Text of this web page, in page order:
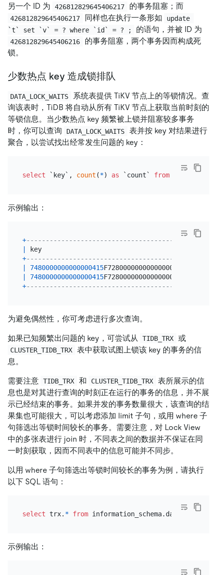
另一个 ID 为
426812829645406217 的事务阻塞；而
426812829645406217 同样也在执行一条形如
update
`t` set `v` = ? where `id` = ? ;
的语句，并被 ID 为
426812829645406216
的事务阻塞，两个事务因而构成死
锁。
少数热点 key 造成锁排队
DATA_LOCK_WAITS
系统表提供 TiKV 节点上的等锁情况。查
询该表时，TiDB 将自动从所有 TiKV 节点上获取当前时刻的
等锁信息。当少数热点 key 频繁被上锁并阻塞较多事务
时，你可以查询
DATA_LOCK_WAITS
表并按 key 对结果进行
聚合，以尝试找出经常发生问题的 key：
select `key`, count (*) as `count` from
示例输出：
+----------------------------------------+-------+
key
+----------------------------------------+-------+
7480000000000000415F728000000000000001
7480000000000000415F728000000000000002
+----------------------------------------+-------+
为避免偶然性，你可考虑进行多次查询。
如果已知频繁出问题的 key，可尝试从 TIDB_TRX 或
CLUSTER_TIDB_TRX
表中获取试图上锁该 key 的事务的信
息。
需要注意 TIDB_TRX 和 CLUSTER_TIDB_TRX
表所展示的信
息也是对其进行查询的时刻正在运行的事务的信息，并不展
示已经结束的事务。如果并发的事务数量很大，该查询的结
果集也可能很大，可以考虑添加 limit 子句，或用 where 子
句筛选出等锁时间较长的事务。需要注意，对 Lock View
中的多张表进行 join 时，不同表之间的数据并不保证在同
一时刻获取，因而不同表中的信息可能并不同步。
以用 where 子句筛选出等锁时间较长的事务为例，请执行
以下 SQL 语句：
select trx. * from
示例输出：